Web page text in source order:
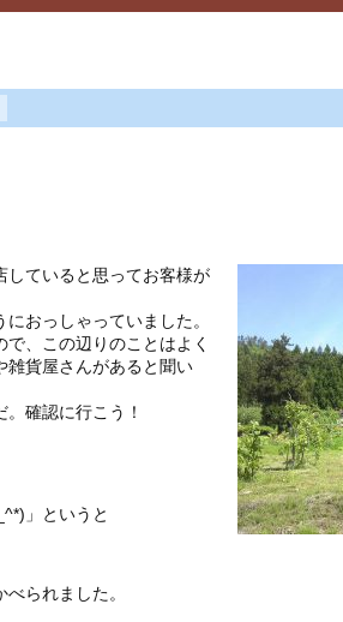
していると思ってお客様が
おっしゃっていました。
、この辺りのことはよく
雑貨屋さんがあると聞い
確認に行こう！
」というと
られました。